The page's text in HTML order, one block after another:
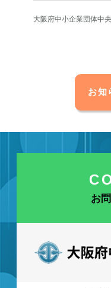
大阪府中小企業団体中
お知
お